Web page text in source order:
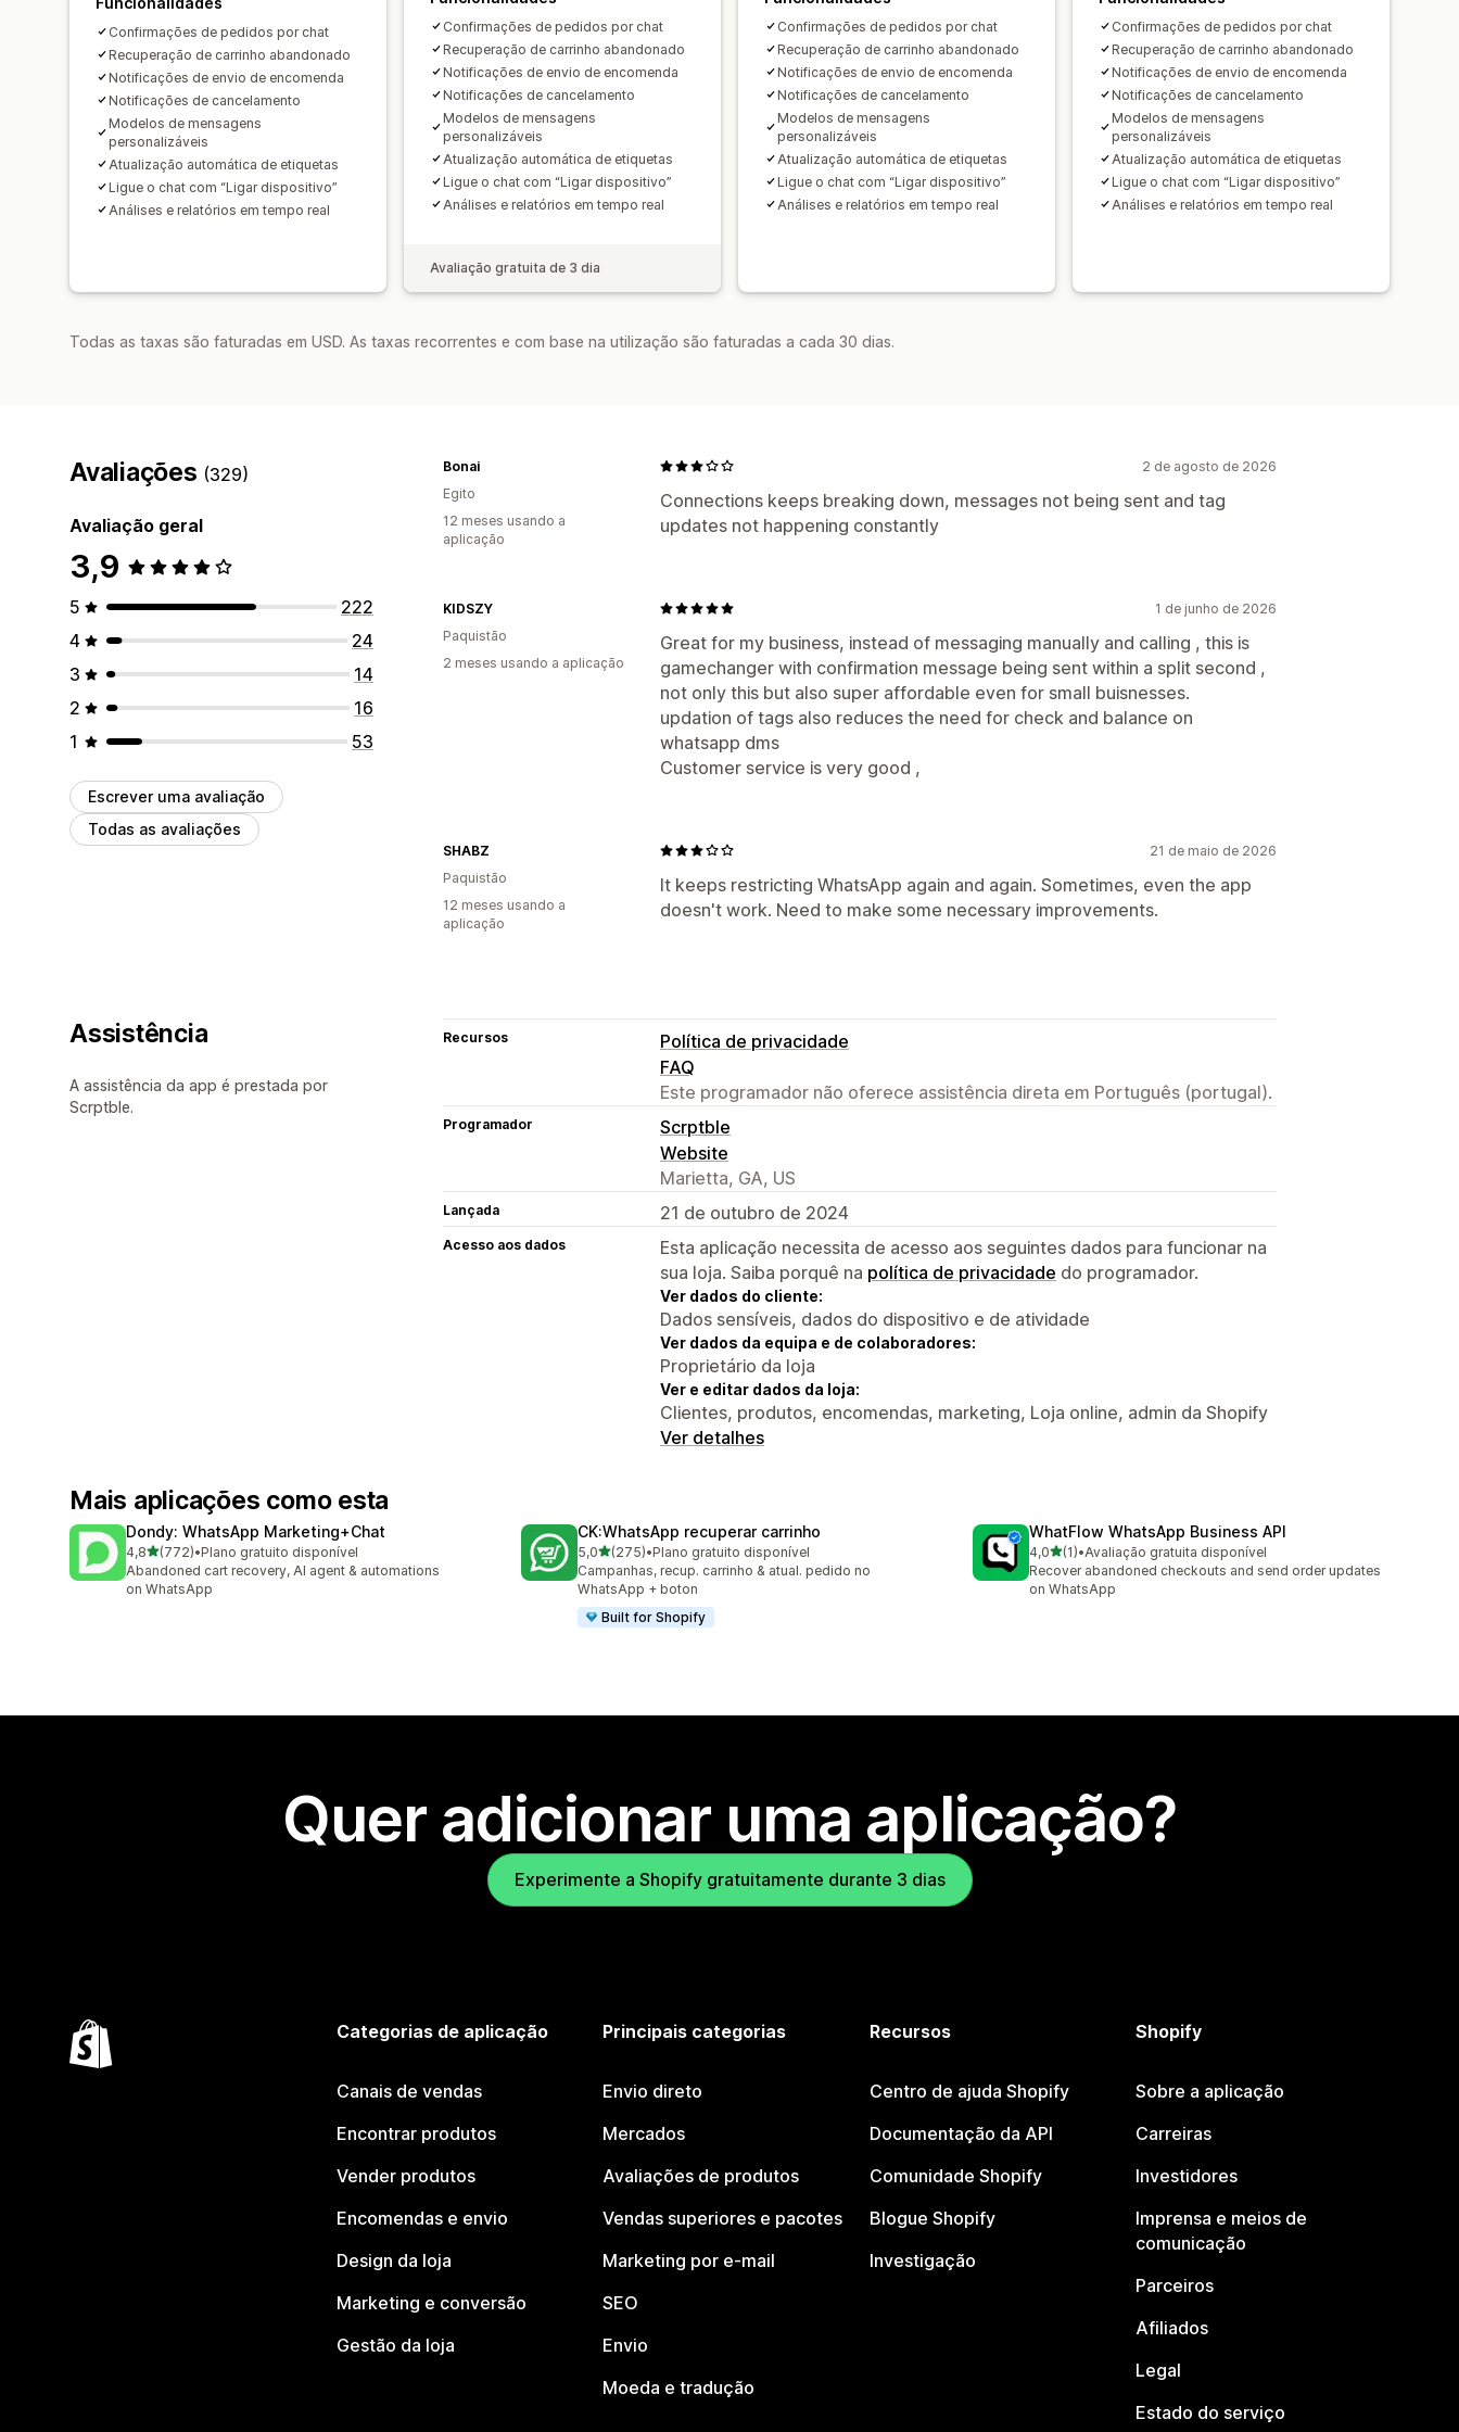
Confirmações de pedidos por chat
Recuperação de carrinho abandonado
Notificações de envio de encomenda
Notificações de cancelamento
Modelos de mensagens
personalizáveis
Atualização automática de etiquetas
Ligue o chat com “Ligar dispositivo”
Análises e relatórios em tempo real
Confirmações de pedidos por chat
Recuperação de carrinho abandonado
Notificações de envio de encomenda
Notificações de cancelamento
Modelos de mensagens
personalizáveis
Atualização automática de etiquetas
Ligue o chat com “Ligar dispositivo”
Análises e relatórios em tempo real
Avaliação gratuita de 3 dia
Confirmações de pedidos por chat
Recuperação de carrinho abandonado
Notificações de envio de encomenda
Notificações de cancelamento
Modelos de mensagens
personalizáveis
Atualização automática de etiquetas
Ligue o chat com “Ligar dispositivo”
Análises e relatórios em tempo real
Confirmações de pedidos por chat
Recuperação de carrinho abandonado
Notificações de envio de encomenda
Notificações de cancelamento
Modelos de mensagens
personalizáveis
Atualização automática de etiquetas
Ligue o chat com “Ligar dispositivo”
Análises e relatórios em tempo real
Todas as taxas são faturadas em USD. As taxas recorrentes e com base na utilização são faturadas a cada 30 dias.
Avaliações (329)
Avaliação geral
3,9
5
222
4
24
3
14
2
16
1
53
Escrever uma avaliação
Todas as avaliações
2 de agosto de 2026
Connections keeps breaking down, messages not being sent and tag
updates not happening constantly
Bonai
Egito
12 meses usando a
aplicação
1 de junho de 2026
Great for my business, instead of messaging manually and calling , this is
gamechanger with confirmation message being sent within a split second ,
not only this but also super affordable even for small buisnesses.
updation of tags also reduces the need for check and balance on
whatsapp dms
Customer service is very good ,
KIDSZY
Paquistão
2 meses usando a aplicação
21 de maio de 2026
It keeps restricting WhatsApp again and again. Sometimes, even the app
doesn't work. Need to make some necessary improvements.
SHABZ
Paquistão
12 meses usando a
aplicação
Assistência
A assistência da app é prestada por
Scrptble.
Recursos
Política de privacidade
FAQ
Este programador não oferece assistência direta em Português (portugal).
Programador
Scrptble
Website
Marietta, GA, US
Lançada 21 de outubro de 2024
Acesso aos dados
Esta aplicação necessita de acesso aos seguintes dados para funcionar na
sua loja. Saiba porquê na política de privacidade do programador.
Ver dados do cliente:
Dados sensíveis, dados do dispositivo e de atividade
Ver dados da equipa e de colaboradores:
Proprietário da loja
Ver e editar dados da loja:
Clientes, produtos, encomendas, marketing, Loja online, admin da Shopify
Ver detalhes
Mais aplicações como esta
Dondy: WhatsApp Marketing+Chat
4,8de 5 estrelas
(772)
772 total de avaliações
•Plano gratuito disponível
Abandoned cart recovery, AI agent & automations
on WhatsApp
CK:WhatsApp recuperar carrinho
5,0de 5 estrelas
(275)
275 total de avaliações
•Plano gratuito disponível
Campanhas, recup. carrinho & atual. pedido no
WhatsApp + boton
Built for Shopify
WhatFlow WhatsApp Business API
4,0de 5 estrelas
(1)
1 total de avaliações
•Avaliação gratuita disponível
Recover abandoned checkouts and send order updates
on WhatsApp
Quer adicionar uma aplicação?
Experimente a Shopify gratuitamente durante 3 dias
Categorias de aplicação
Canais de vendas
Encontrar produtos
Vender produtos
Encomendas e envio
Design da loja
Marketing e conversão
Gestão da loja
Principais categorias
Envio direto
Mercados
Avaliações de produtos
Vendas superiores e pacotes
Marketing por e-mail
SEO
Envio
Moeda e tradução
Recursos
Centro de ajuda Shopify
Documentação da API
Comunidade Shopify
Blogue Shopify
Investigação
Shopify
Sobre a aplicação
Carreiras
Investidores
Imprensa e meios de
comunicação
Parceiros
Afiliados
Legal
Estado do serviço